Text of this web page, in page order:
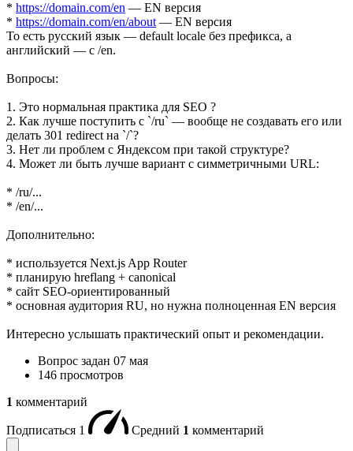
* https://domain.com/en — EN версия
* https://domain.com/en/about — EN версия
То есть русский язык — default locale без префикса, а
английский — с /en.
Вопросы:
1. Это нормальная практика для SEO ?
2. Как лучше поступить с `/ru` — вообще не создавать его или
делать 301 redirect на `/`?
3. Нет ли проблем с Яндексом при такой структуре?
4. Может ли быть лучше вариант с симметричными URL:
* /ru/...
* /en/...
Дополнительно:
* используется Next.js App Router
* планирую hreflang + canonical
* сайт SEO-ориентированный
* основная аудитория RU, но нужна полноценная EN версия
Интересно услышать практический опыт и рекомендации.
Вопрос задан 07 мая
146 просмотров
1 комментарий
Подписаться 1 Средний 1 комментарий